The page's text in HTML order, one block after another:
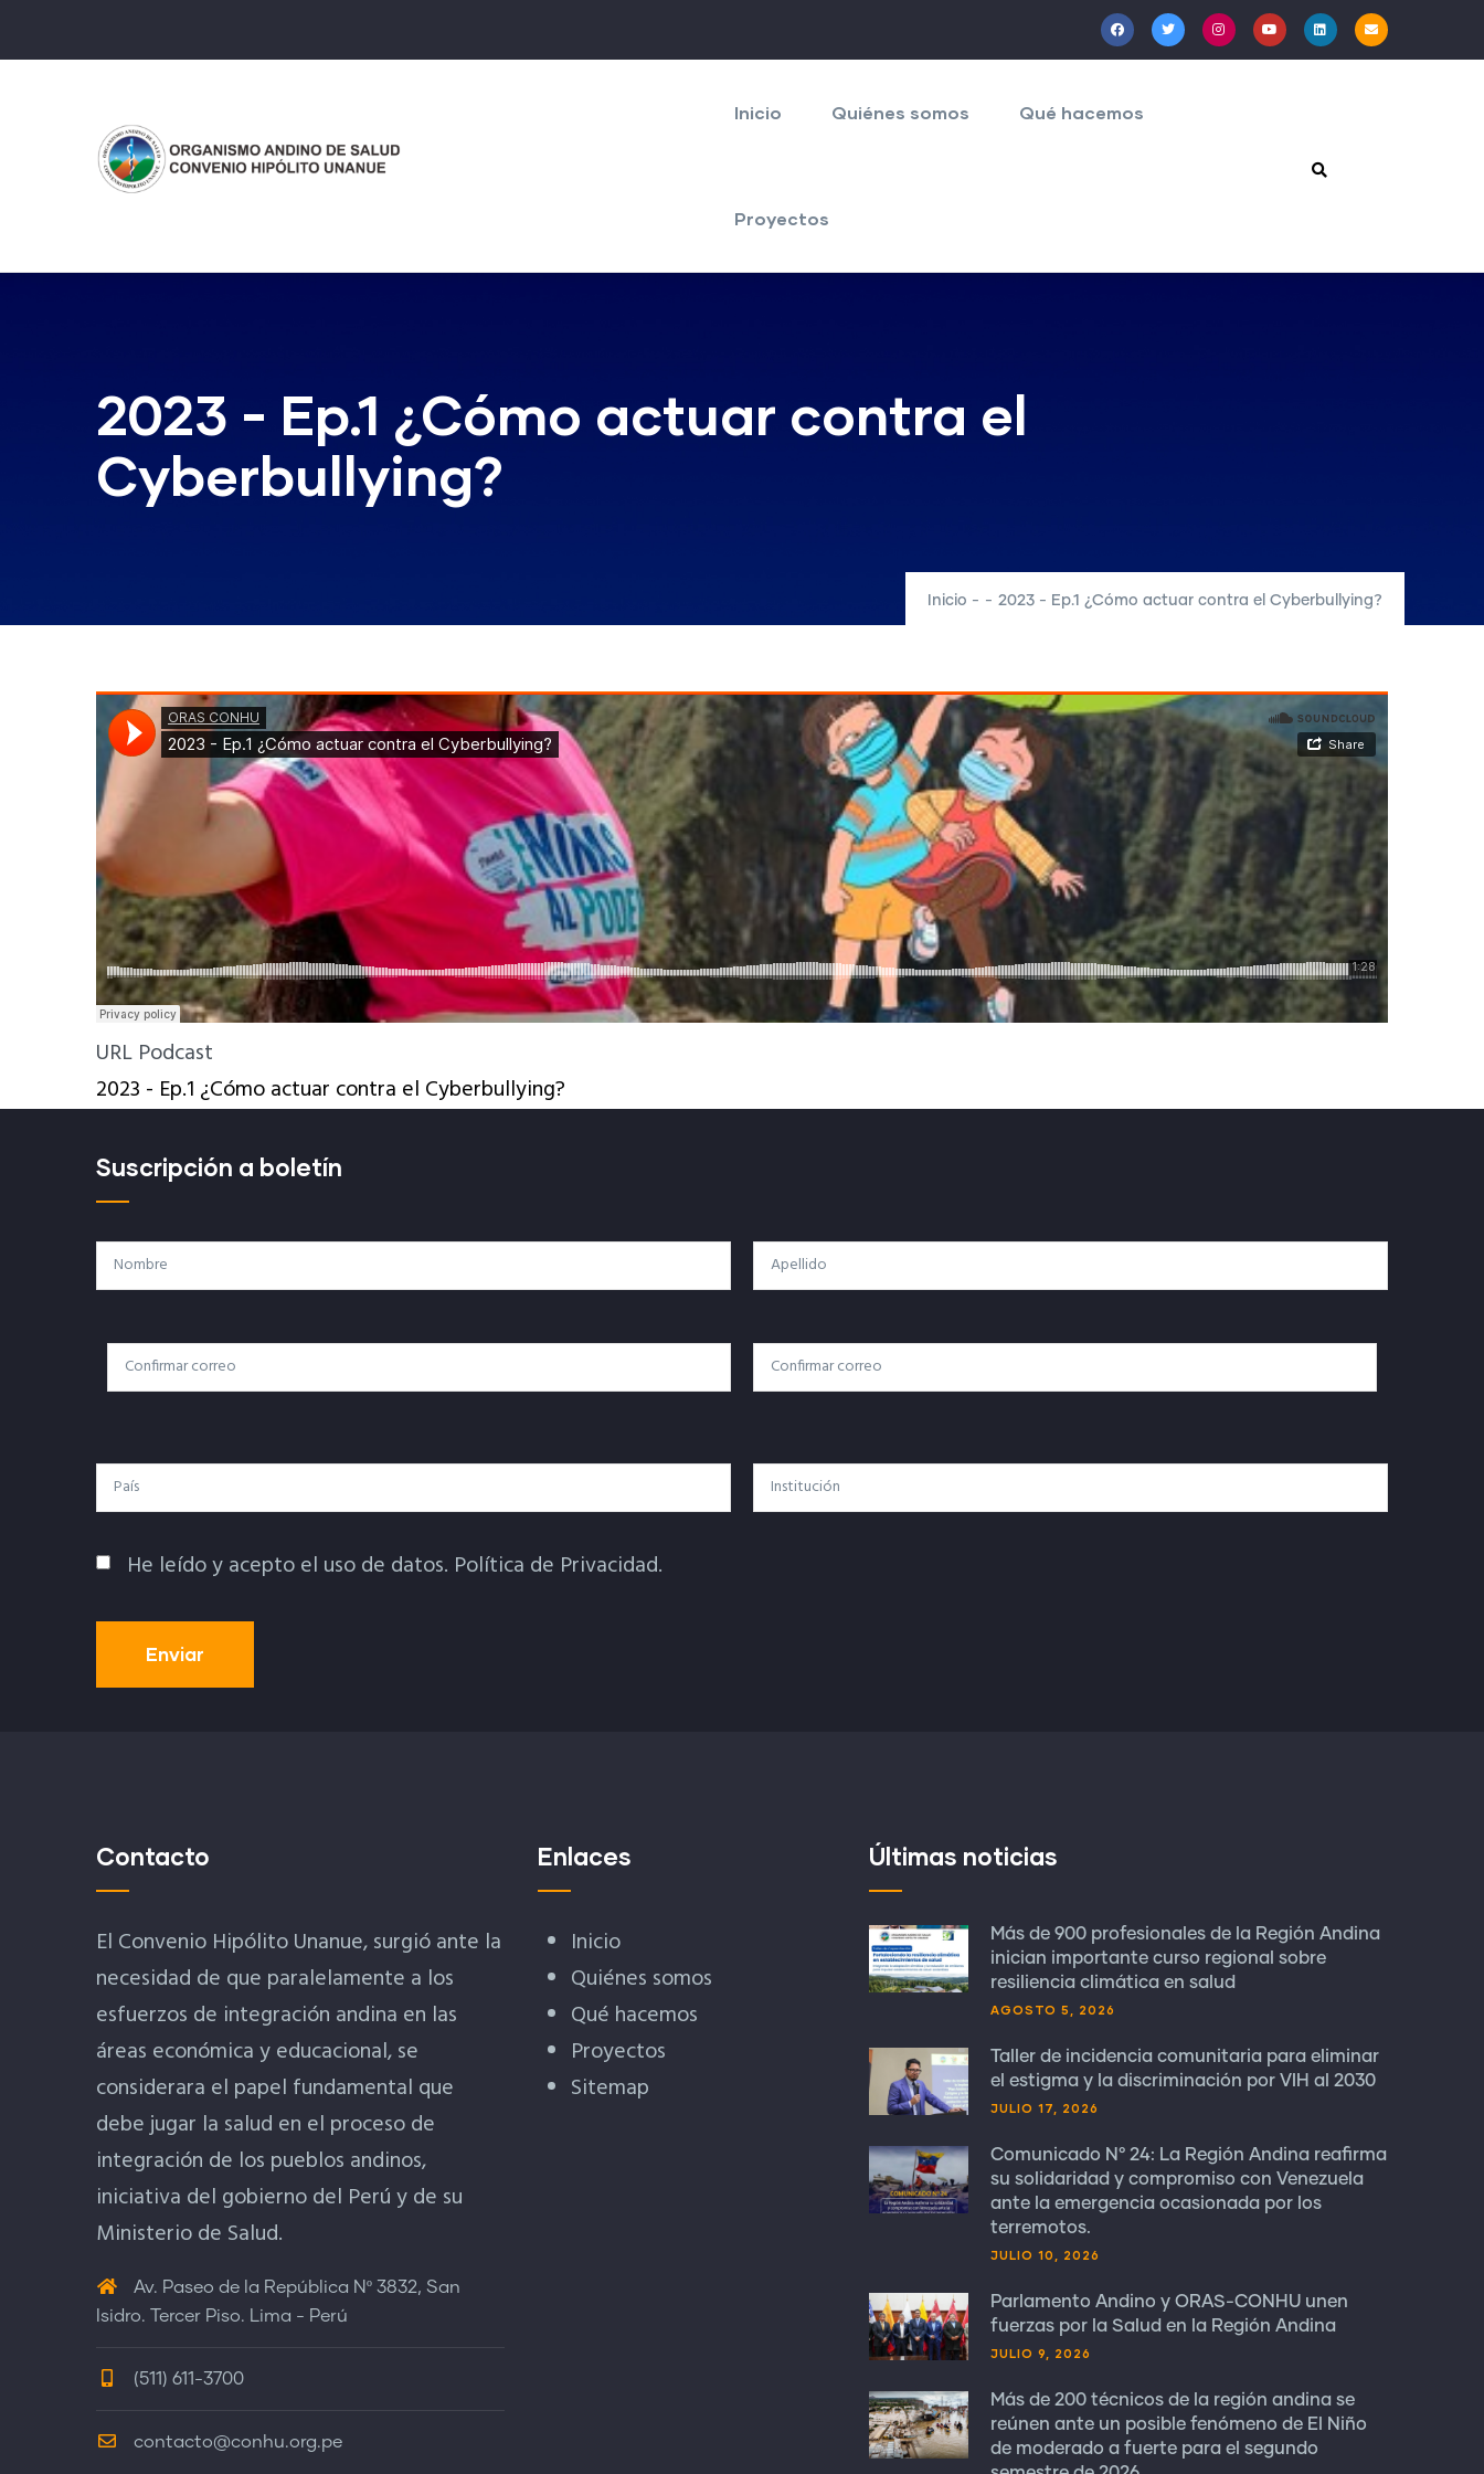
al
principal
Inicio Quiénes somos Qué hacemos
Proyectos
2023 - Ep.1 ¿Cómo actuar contra el
Cyberbullying?
Inicio - - 2023 - Ep.1 ¿Cómo actuar contra el Cyberbullying?
URL Podcast
2023 - Ep.1 ¿Cómo actuar contra el Cyberbullying?
Suscripción a boletín
Nombre Apellido
Correo
Electrónico
Correo Electrónico Confirmar Correo
País Institución
Política De Privacidad
He leído y acepto el uso de datos. Política de Privacidad.
Contacto
El Convenio Hipólito Unanue, surgió ante la
necesidad de que paralelamente a los
esfuerzos de integración andina en las
áreas económica y educacional, se
considerara el papel fundamental que
debe jugar la salud en el proceso de
integración de los pueblos andinos,
iniciativa del gobierno del Perú y de su
Ministerio de Salud.
Av. Paseo de la República Nº 3832, San
Isidro. Tercer Piso. Lima - Perú
(511) 611-3700
contacto@conhu.org.pe
Enlaces
Inicio
Quiénes somos
Qué hacemos
Proyectos
Sitemap
Últimas noticias
Más de 900 profesionales de la Región Andina
inician importante curso regional sobre
resiliencia climática en salud
AGOSTO 5, 2026
Taller de incidencia comunitaria para eliminar
el estigma y la discriminación por VIH al 2030
JULIO 17, 2026
Comunicado N° 24: La Región Andina reafirma
su solidaridad y compromiso con Venezuela
ante la emergencia ocasionada por los
terremotos.
JULIO 10, 2026
Parlamento Andino y ORAS-CONHU unen
fuerzas por la Salud en la Región Andina
JULIO 9, 2026
Más de 200 técnicos de la región andina se
reúnen ante un posible fenómeno de El Niño
de moderado a fuerte para el segundo